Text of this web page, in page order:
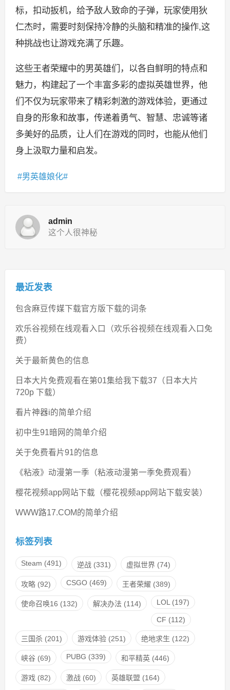
标，扣动扳机，给予敌人致命的子弹，玩家使用狄
仁杰时，需要时刻保持冷静的头脑和精准的操作,这
种挑战也让游戏充满了乐趣。
这些王者荣耀中的男英雄们，以各自鲜明的特点和
魅力，构建起了一个丰富多彩的虚拟英雄世界，他
们不仅为玩家带来了精彩刺激的游戏体验，更通过
自身的形象和故事，传递着勇气、智慧、忠诚等诸
多美好的品质，让人们在游戏的同时，也能从他们
身上汲取力量和启发。
男英雄娘化
admin
这个人很神秘
最近发表
包含麻豆传媒下载官方版下载的词条
欢乐谷视频在线观看入口（欢乐谷视频在线观看入口免
费）
关于最新黄色的信息
日本大片免费观看在第01集给我下载37（日本大片
720p 下载）
看片神器i的简单介绍
初中生91暗网的简单介绍
关于免费看片91的信息
《粘液》动漫第一季（粘液动漫第一季免费观看）
樱花视频app网站下载（樱花视频app网站下载安装）
WWW路17.COM的简单介绍
标签列表
Steam (491) 逆战(331) 虚拟世界(74)
攻略(92) CSGO(469) 王者荣耀 (389)
使命召唤16 (132) 解决办法 (114) LOL (197)
CF (112)
三国杀(201) 游戏体验(251) 绝地求生 (122)
峡谷(69) PUBG (339) 和平精英(446)
游戏 (82) 激战(60) 英雄联盟 (164)